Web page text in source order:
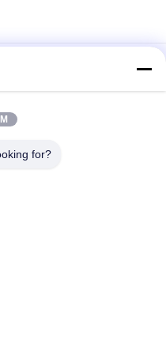
ইকোটি পরুন - বন্ধুত্বপূর্ণ
অরিজিনাল ওয়াশড পেপার রোল
প্রুফ 0.55 মিমি ধোয়াযোগ্য
for?